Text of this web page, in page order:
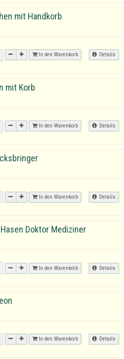
mit Handkorb
In den Warenkorb Details
mit Korb
In den Warenkorb Details
In den Warenkorb Details
Doktor Mediziner
In den Warenkorb Details
In den Warenkorb Details